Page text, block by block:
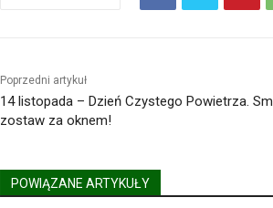
Poprzedni artykuł
14 listopada – Dzień Czystego Powietrza.
zostaw za oknem!
POWIĄZANE ARTYKUŁY